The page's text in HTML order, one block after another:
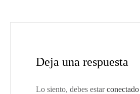
Deja una respuesta
Lo siento, debes estarconectado